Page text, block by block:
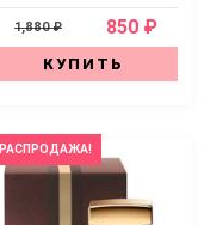
1,880 ₽ 850 ₽
КУПИТЬ
РАСПРОДАЖА!